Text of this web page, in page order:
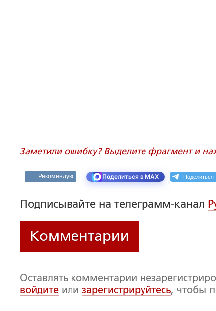
Заметили ошибку? Выделите фрагмент и
Рекомендую Поделиться в MAX Поделиться
Подписывайте на телеграмм-канал
Комментарии
Оставлять комментарии
войдите или зарегистрируйтесь, чтобы